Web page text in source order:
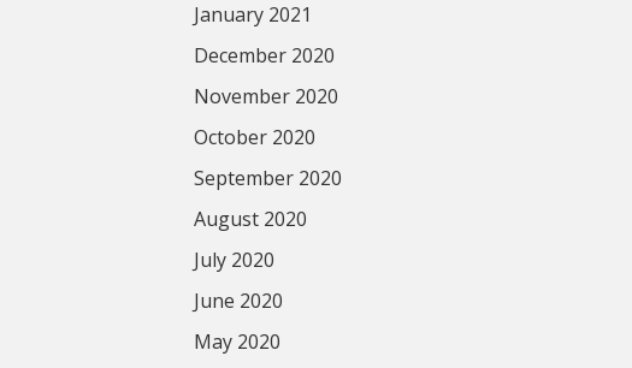
January 2021
December 2020
November 2020
October 2020
September 2020
August 2020
July 2020
June 2020
May 2020